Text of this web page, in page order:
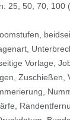
25, 50, 70, 100
Vorlage,
Zuschießen,